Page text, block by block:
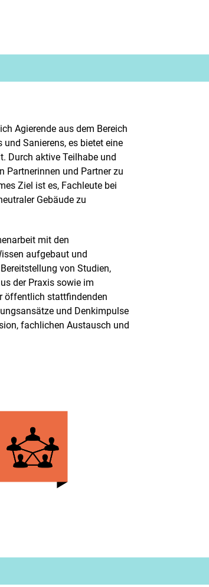
Agierende aus dem Bereich
Sanierens, es bietet eine
Durch aktive Teilhabe und
Partnerinnen und Partner zu
Ziel ist es, Fachleute bei
Gebäude zu
mit den
aufgebaut und
von Studien,
der Praxis sowie im
öffentlich stattfindenden
und Denkimpulse
fachlichen Austausch und